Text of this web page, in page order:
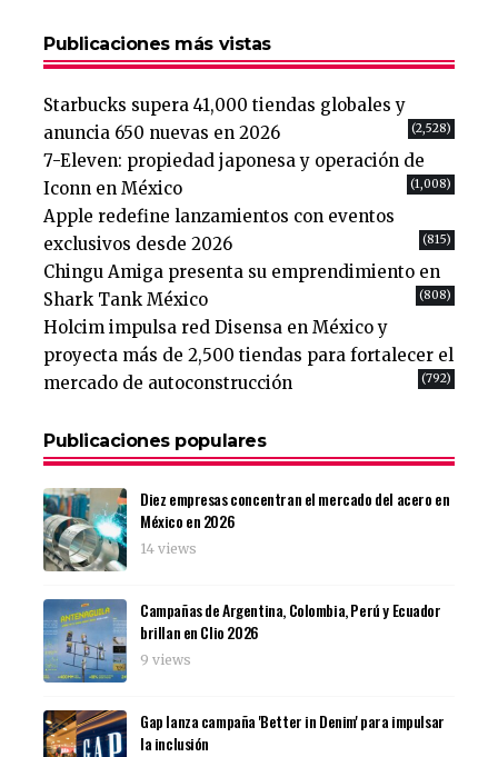
Publicaciones más vistas
Starbucks supera 41,000 tiendas globales y
anuncia 650 nuevas en 2026
(2,528)
7-Eleven: propiedad japonesa y operación de
Iconn en México
(1,008)
Apple redefine lanzamientos con eventos
exclusivos desde 2026
(815)
Chingu Amiga presenta su emprendimiento en
Shark Tank México
(808)
Holcim impulsa red Disensa en México y
proyecta más de 2,500 tiendas para fortalecer el
mercado de autoconstrucción
(792)
Publicaciones populares
Diez empresas concentran el mercado del acero en
México en 2026
14 views
Campañas de Argentina, Colombia, Perú y Ecuador
brillan en Clio 2026
9 views
Gap lanza campaña 'Better in Denim' para impulsar
la inclusión